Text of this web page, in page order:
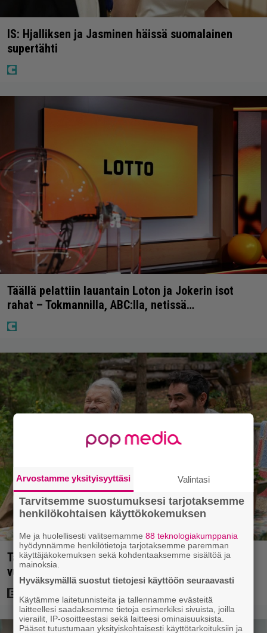
IS: Hjalliksen ja Jasminen häissä suomalainen
supertähti
Täällä pelattiin lauantain Loton ja Jokerin isot
rahat – Tokmannilla, ABC:lla, netissä…
Tänään tv:ssä: Koskettava kotimainen elokuva
vuodelta 2020 – ”Tehty isolla sydämellä”
Arvostamme yksityisyyttäsi Valintasi
Tarvitsemme suostumuksesi tarjotaksemme
henkilökohtaisen käyttökokemuksen
Me ja huolellisesti valitsemamme88 teknologiakumppania
hyödynnämme henkilötietoja tarjotaksemme paremman
käyttäjäkokemuksen sekä kohdentaaksemme sisältöä ja
mainoksia.
Hyväksymällä suostut tietojesi käyttöön seuraavasti
Käytämme laitetunnisteita ja tallennamme evästeitä
laitteellesi saadaksemme tietoja esimerkiksi sivuista, joilla
vierailit, IP-osoitteestasi sekä laitteesi ominaisuuksista.
Pääset tutustumaan yksityiskohtaisesti käyttötarkoituksiin ja